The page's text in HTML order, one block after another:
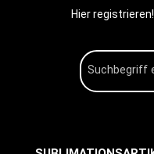
Hier registrieren!